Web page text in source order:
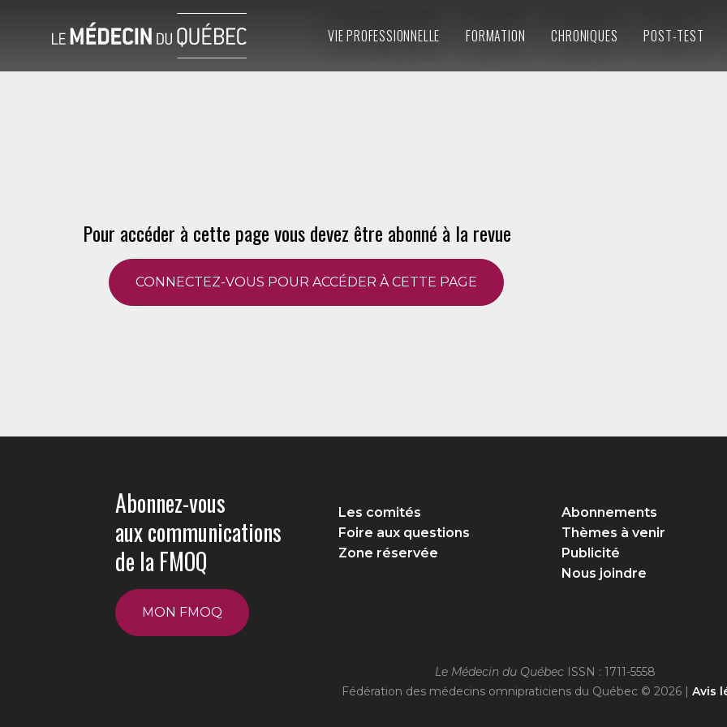
VIE PROFESSIONNELLE FORMATION CHRONIQUES POST-TEST
Pour accéder à cette page vous devez être abonné à la revue
CONNECTEZ-VOUS POUR ACCÉDER À CETTE PAGE
Abonnez-vous
aux communications
de la FMOQ
MON FMOQ
Les comités
Foire aux questions
Zone réservée
Abonnements
Thèmes à venir
Publicité
Nous joindre
Le Médecin du Québec ISSN : 1711-5558
Fédération des médecins omnipraticiens du Québec © 2026 | Avis